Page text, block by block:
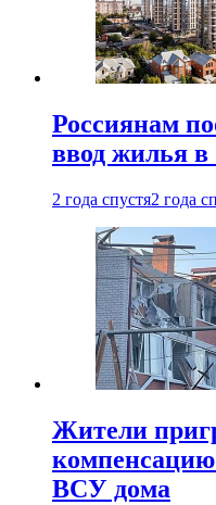
Россиянам
ввод жилья в
2 года спустя2 года
Жители
ВСУ дома